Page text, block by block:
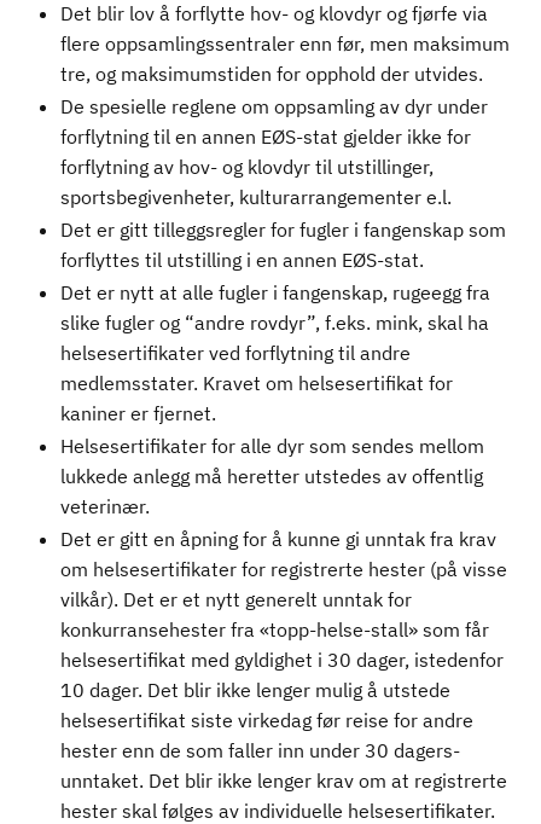
Det blir lov å forflytte hov- og klovdyr og fjørfe via
flere oppsamlingssentraler enn før, men maksimum
tre, og maksimumstiden for opphold der utvides.
De spesielle reglene om oppsamling av dyr under
forflytning til en annen EØS-stat gjelder ikke for
forflytning av hov- og klovdyr til utstillinger,
sportsbegivenheter, kulturarrangementer e.l.
Det er gitt tilleggsregler for fugler i fangenskap som
forflyttes til utstilling i en annen EØS-stat.
Det er nytt at alle fugler i fangenskap, rugeegg fra
slike fugler og “andre rovdyr”, f.eks. mink, skal ha
helsesertifikater ved forflytning til andre
medlemsstater. Kravet om helsesertifikat for
kaniner er fjernet.
Helsesertifikater for alle dyr som sendes mellom
lukkede anlegg må heretter utstedes av offentlig
veterinær.
Det er gitt en åpning for å kunne gi unntak fra krav
om helsesertifikater for registrerte hester (på visse
vilkår). Det er et nytt generelt unntak for
konkurransehester fra «topp-helse-stall» som får
helsesertifikat med gyldighet i 30 dager, istedenfor
10 dager. Det blir ikke lenger mulig å utstede
helsesertifikat siste virkedag før reise for andre
hester enn de som faller inn under 30 dagers-
unntaket. Det blir ikke lenger krav om at registrerte
hester skal følges av individuelle helsesertifikater.